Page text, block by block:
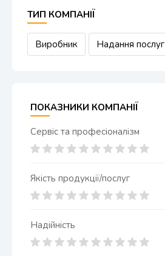
ТИП КОМПАНІЇ
Виробник Надання послуг
ПОКАЗНИКИ КОМПАНІЇ
Сервіс та професіоналізм
Якість продукції/послуг
Надійність